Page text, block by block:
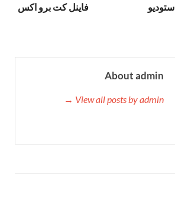
ماكسون سينما 4D ستوديو
فاينل كت برو اكس
About admin
View all posts by admin →